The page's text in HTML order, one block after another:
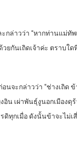
กล่าวว่า “หากท่านแม่ทั
วยกันเถิดเจ้าค่ะ ตราบใ
นจะกล่าวว่า “ช่างเถิด
อิน เผ่าพันธุ์งูนอกเมืองดุ
ทุกเมื่อ ดังนั้นข้าจะไม่เ